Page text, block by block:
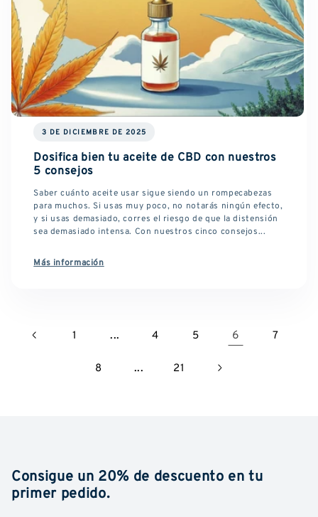
3 DE DICIEMBRE DE 2025
Dosifica bien tu aceite de CBD con nuestros
5 consejos
Saber cuánto aceite usar sigue siendo un rompecabezas
para muchos. Si usas muy poco, no notarás ningún efecto,
y si usas demasiado, corres el riesgo de que la distensión
sea demasiado intensa. Con nuestros cinco consejos...
Más información
1 ... 4 5 6 7
8 ... 21
Consigue un 20% de descuento en tu
primer pedido.